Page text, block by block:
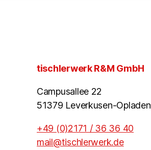
tischlerwerk R&M GmbH
Campusallee 22
51379 Leverkusen-Opladen
+49 (0)2171 / 36 36 40
mail@tischlerwerk.de